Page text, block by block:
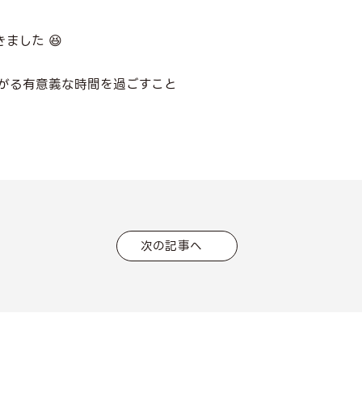
ました 😆
る有意義な時間を過ごすこと
次の記事へ